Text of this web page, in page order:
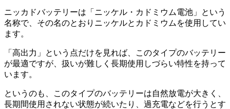
ニッカドバッテリーは「ニッケル・カドミウム電池」という
名称で、その名のとおりニッケルとカドミウムを使用してい
ます。
「高出力」という点だけを見れば、このタイプのバッテリー
が最適ですが、扱いが難しく長期使用しづらい特性を持って
います。
というのも、このタイプのバッテリーは自然放電が大きく、
長期間使用されない状態が続いたり、過充電などを行うとす